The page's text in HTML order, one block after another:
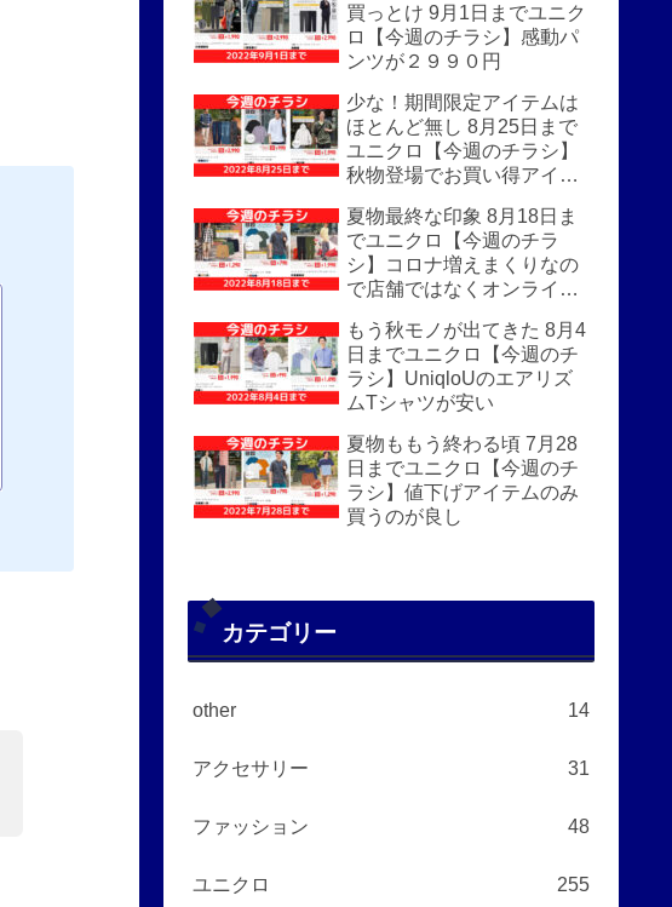
買っとけ 9月1日までユニク
ロ【今週のチラシ】感動パ
ンツが２９９０円
少な！期間限定アイテムは
ほとんど無し 8月25日まで
ユニクロ【今週のチラシ】
秋物登場でお買い得アイテ
夏物最終な印象 8月18日ま
でユニクロ【今週のチラ
シ】コロナ増えまくりなの
で店舗ではなくオンライン
もう秋モノが出てきた 8月4
日までユニクロ【今週のチ
ラシ】UniqloUのエアリズ
ムTシャツが安い
夏物ももう終わる頃 7月28
日までユニクロ【今週のチ
ラシ】値下げアイテムのみ
買うのが良し
カテゴリー
other 14
アクセサリー 31
ファッション 48
ユニクロ 255